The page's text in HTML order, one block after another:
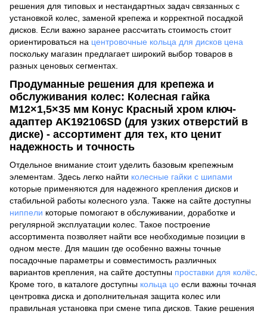
решения для типовых и нестандартных задач связанных с
установкой колес, заменой крепежа и корректной посадкой
дисков. Если важно заранее рассчитать стоимость стоит
ориентироваться на центровочные кольца для дисков цена
поскольку магазин предлагает широкий выбор товаров в
разных ценовых сегментах.
Продуманные решения для крепежа и
обслуживания колес: Колесная гайка
M12×1,5×35 мм Конус Красный хром ключ-
адаптер AK192106SD (для узких отверстий в
диске) - ассортимент для тех, кто ценит
надежность и точность
Отдельное внимание стоит уделить базовым крепежным
элементам. Здесь легко найти колесные гайки с шипами
которые применяются для надежного крепления дисков и
стабильной работы колесного узла. Также на сайте доступны
ниппели которые помогают в обслуживании, доработке и
регулярной эксплуатации колес. Такое построение
ассортимента позволяет найти все необходимые позиции в
одном месте. Для машин где особенно важны точные
посадочные параметры и совместимость различных
вариантов крепления, на сайте доступны проставки для колёс
Кроме того, в каталоге доступны кольца цо если важны точная
центровка диска и дополнительная защита колес или
правильная установка при смене типа дисков. Такие решения